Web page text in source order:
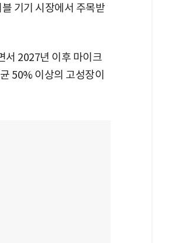
기기 시장에서 주목받
서 2027년 이후 마이크
50% 이상의 고성장이